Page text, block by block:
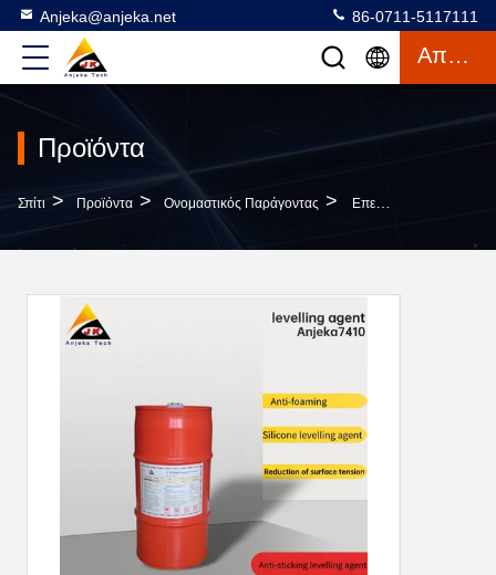
Anjeka@anjeka.net 86-0711-5117111
Απόσπασμα
Προϊόντα
Σπίτι > Προϊόντα > Ονομαστικός Παράγοντας > Επεξεργαστικό Επιπέδου Διασκορπισμού Εποξικό Ενυδατικό Πρόσθετο BYK322